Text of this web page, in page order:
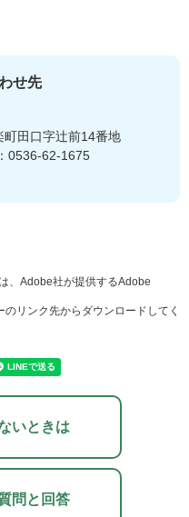
せ先
田口字辻前14番地
0536-62-1675
、Adobe社が提供するAdobe
リンク先からダウンロードしてく
いときは
問と回答